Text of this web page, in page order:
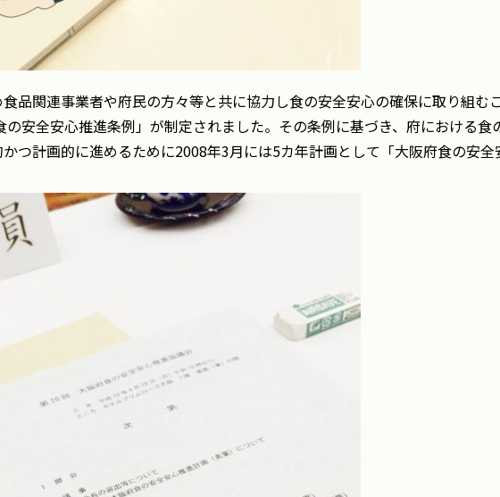
品関連事業者や府民の方々等と共に協力し食の安全安心の確保に取り組む
安全安心推進条例」が制定されました。その条例に基づき、府における食
つ計画的に進めるために2008年3月には5カ年計画として「大阪府食の安全